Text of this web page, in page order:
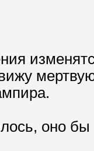
оно бы